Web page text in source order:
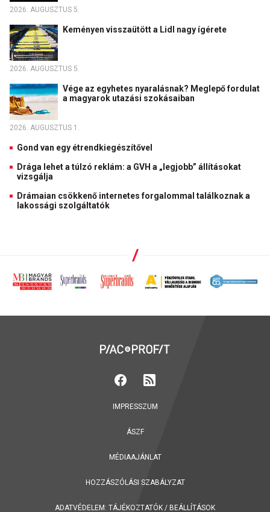
2026. AUGUSZTUS 5.
Keményen visszaütött a Lidl nagy ígérete
2026. AUGUSZTUS 5.
Vége az egyhetes nyaralásnak? Meglepő fordulat
a magyarok utazási szokásaiban
2026. AUGUSZTUS 1.
Gond van egy étrendkiegészítővel
Drága lehet a túlzó reklám: a GVH a „legjobb” állításokat
vizsgálja
Drámaian csökkenő internetes forgalommal találkoznak a
lakossági szolgáltatók
IMPRESSZUM
ÁSZF
MÉDIAAJÁNLAT
HOZZÁSZÓLÁSI SZABÁLYZAT
ADATVÉDELEM: TÁJÉKOZTATÓK / BEÁLLÍTÁSOK